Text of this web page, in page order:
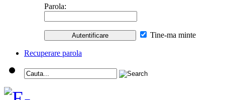
Parola:
Tine-ma minte
Recuperare parola